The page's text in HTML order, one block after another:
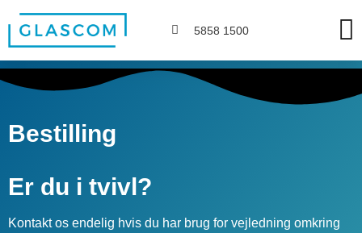
5858 1500
Bestilling
Er du i tvivl?
Kontakt os endelig hvis du har brug for vejledning omkring